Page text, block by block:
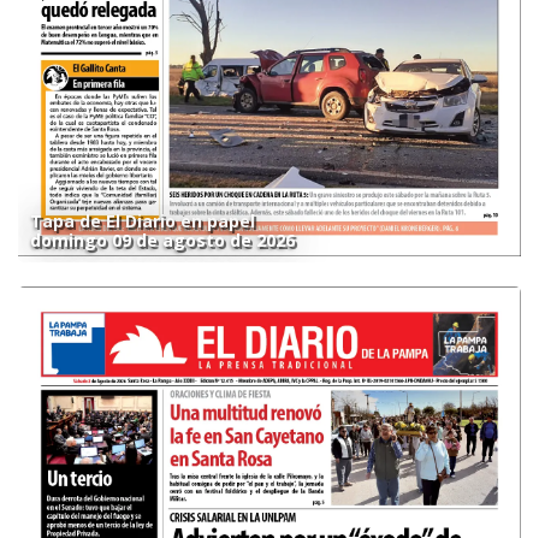
Tapa de El Diario en papel
domingo 09 de agosto de 2026